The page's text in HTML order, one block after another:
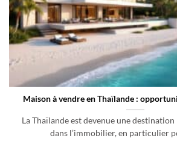
Maison à vendre en Thaïlande :
La Thaïlande est devenue une
dans l’immobilier, en particulier